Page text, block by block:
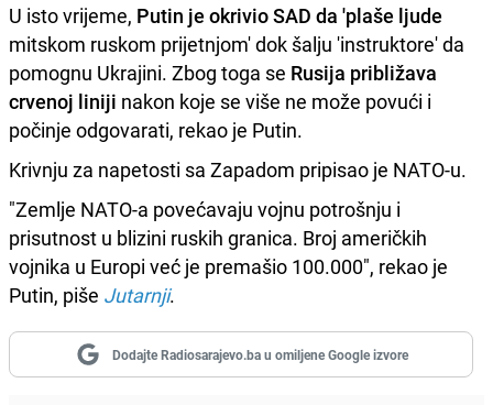
U isto vrijeme, Putin je okrivio SAD da 'plaše ljude
mitskom ruskom prijetnjom' dok šalju 'instruktore' da
pomognu Ukrajini. Zbog toga se Rusija približava
crvenoj liniji nakon koje se više ne može povući i
počinje odgovarati, rekao je Putin.
Krivnju za napetosti sa Zapadom pripisao je NATO-u.
"Zemlje NATO-a povećavaju vojnu potrošnju i
prisutnost u blizini ruskih granica. Broj američkih
vojnika u Europi već je premašio 100.000", rekao je
Putin, piše Jutarnji.
Dodajte Radiosarajevo.ba u omiljene Google izvore